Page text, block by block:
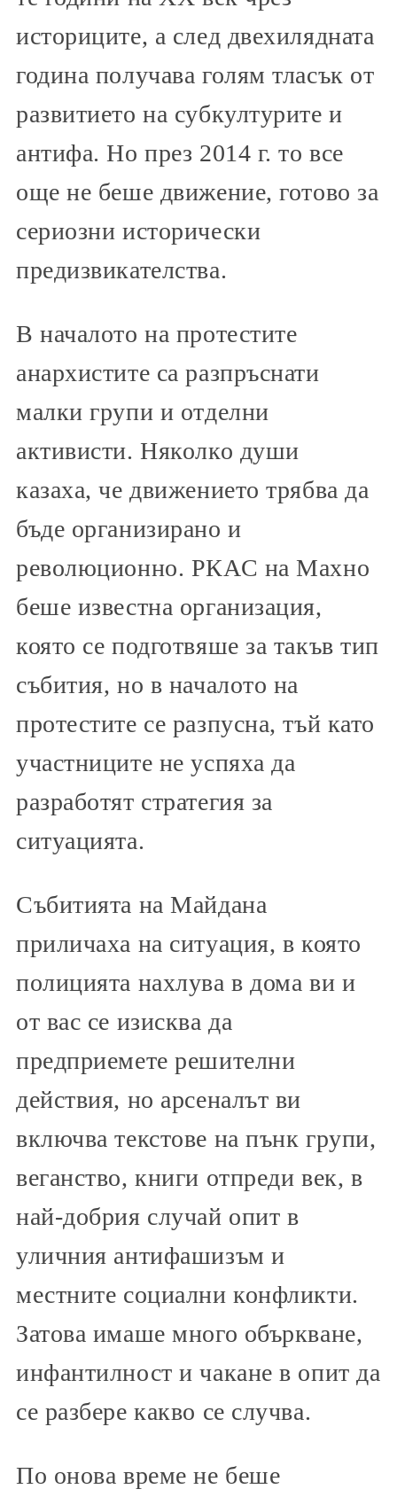
историците, а след двехилядната
година получава голям тласък от
развитието на субкултурите и
антифа. Но през 2014 г. то все
още не беше движение, готово за
сериозни исторически
предизвикателства.
В началото на протестите
анархистите са разпръснати
малки групи и отделни
активисти. Няколко души
казаха, че движението трябва да
бъде организирано и
революционно. РКАС на Махно
беше известна организация,
която се подготвяше за такъв тип
събития, но в началото на
протестите се разпусна, тъй като
участниците не успяха да
разработят стратегия за
ситуацията.
Събитията на Майдана
приличаха на ситуация, в която
полицията нахлува в дома ви и
от вас се изисква да
предприемете решителни
действия, но арсеналът ви
включва текстове на пънк групи,
веганство, книги отпреди век, в
най-добрия случай опит в
уличния антифашизъм и
местните социални конфликти.
Затова имаше много объркване,
инфантилност и чакане в опит да
се разбере какво се случва.
По онова време не беше